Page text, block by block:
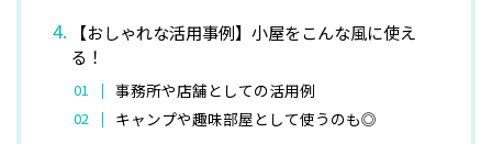
【おしゃれな活用事例】小屋をこんな風に使え
る！
事務所や店舗としての活用例
キャンプや趣味部屋として使うのも◎